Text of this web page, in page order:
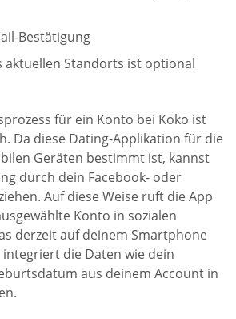
Bestätigung
aktuellen Standorts ist optional
für ein Konto bei Koko ist
Da diese Dating-Applikation für die
Geräten bestimmt ist, kannst
durch dein Facebook- oder
Auf diese Weise ruft die App
Konto in sozialen
derzeit auf deinem Smartphone
integriert die Daten wie dein
aus deinem Account in